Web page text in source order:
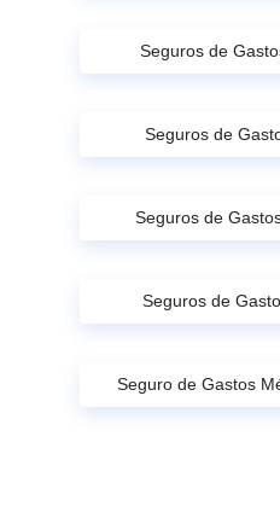
Seguros de
Seguros de
Seguros de
Seguros de
Seguro de Gastos